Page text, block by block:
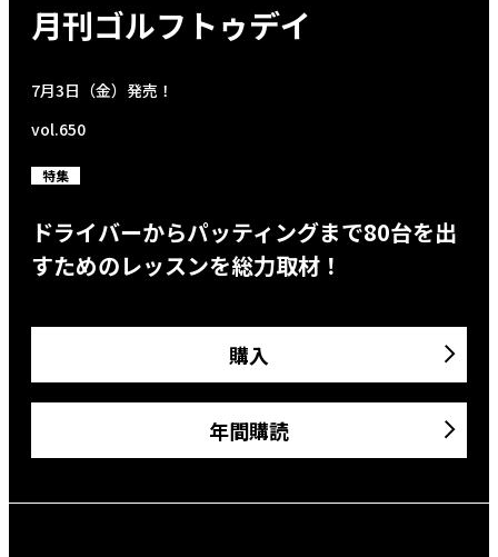
月刊ゴルフトゥデイ
7月3日（金）発売！
vol.650
特集
ドライバーからパッティングまで80台を出
すためのレッスンを総力取材！
購入
年間購読